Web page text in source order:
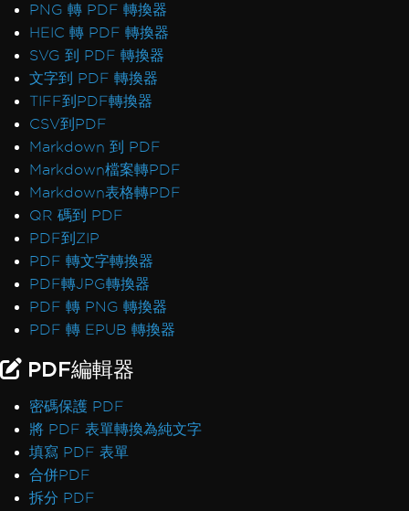
PNG 轉 PDF 轉換器
HEIC 轉 PDF 轉換器
SVG 到 PDF 轉換器
文字到 PDF 轉換器
TIFF到PDF轉換器
CSV到PDF
Markdown 到 PDF
Markdown檔案轉PDF
Markdown表格轉PDF
QR 碼到 PDF
PDF到ZIP
PDF 轉文字轉換器
PDF轉JPG轉換器
PDF 轉 PNG 轉換器
PDF 轉 EPUB 轉換器
PDF編輯器
密碼保護 PDF
將 PDF 表單轉換為純文字
填寫 PDF 表單
合併PDF
拆分 PDF